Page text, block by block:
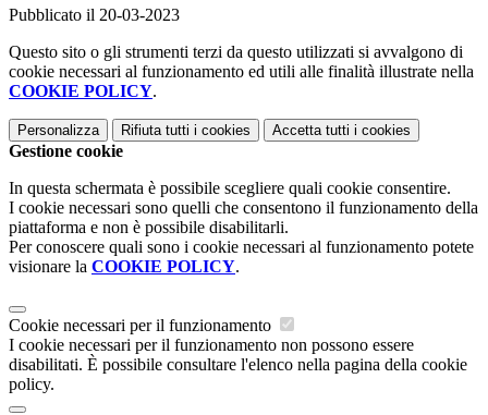
Pubblicato il 20-03-2023
Questo sito o gli strumenti terzi da questo utilizzati si avvalgono di
cookie necessari al funzionamento ed utili alle finalità illustrate nella
COOKIE POLICY.
Personalizza Rifiuta tutti i cookies Accetta tutti i cookies
Gestione cookie
In questa schermata è possibile scegliere quali cookie consentire.
I cookie necessari sono quelli che consentono il funzionamento della
piattaforma e non è possibile disabilitarli.
Per conoscere quali sono i cookie necessari al funzionamento potete
visionare la COOKIE POLICY.
Cookie necessari per il funzionamento
I cookie necessari per il funzionamento non possono essere
disabilitati. È possibile consultare l'elenco nella pagina della cookie
policy.